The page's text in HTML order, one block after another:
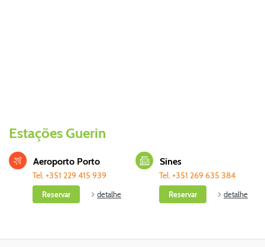
Estações Guerin
Aeroporto Porto
Tel. +351 229 415 939
Reservar detalhe
Sines
Tel. +351 269 635 384
Reservar detalhe